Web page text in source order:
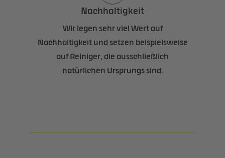
Nachhaltigkeit
Wir legen sehr viel Wert auf
Nachhaltigkeit und setzen beispielsweise
auf Reiniger, die ausschließlich
natürlichen Ursprungs sind.